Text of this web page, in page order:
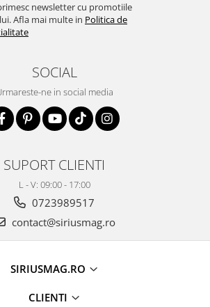
newsletter cu promotiile
Afla mai multe in Politica de
SOCIAL
ne in social media
SUPORT CLIENTI
L - V: 09:00 - 17:00
0723989517
contact@siriusmag.ro
SIRIUSMAG.RO
CLIENTI